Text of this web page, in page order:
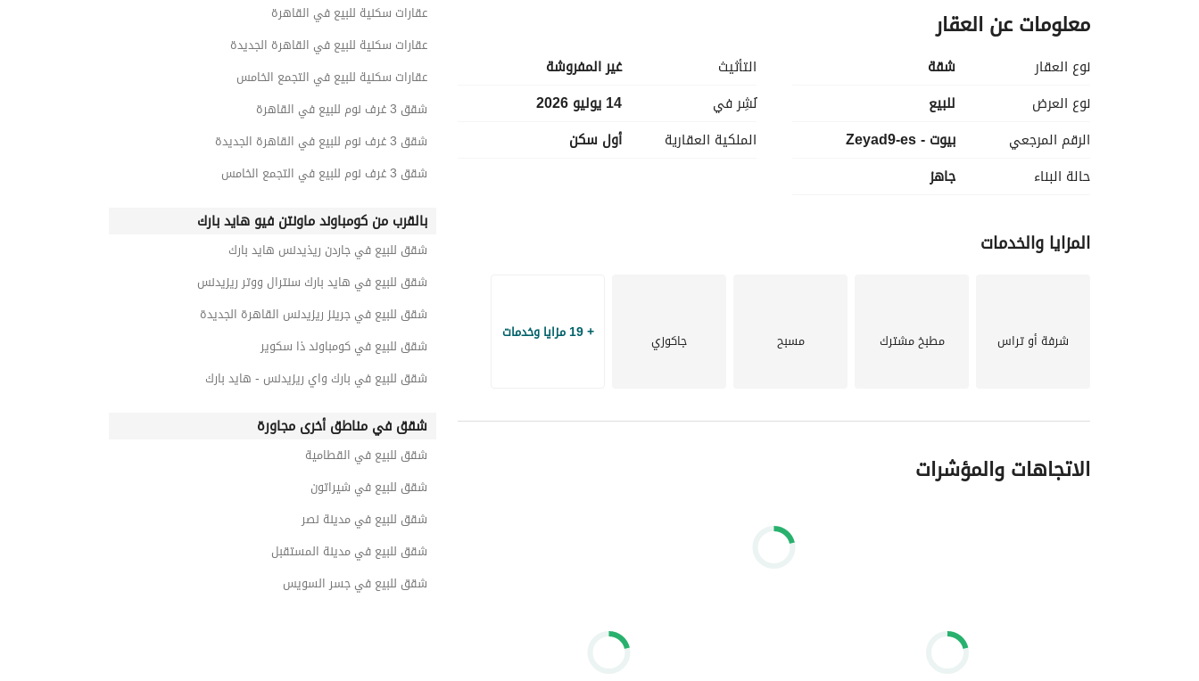
المنطقة، على سبيل المثال:الرحاب قطامية هايتس
معلومات عن العقار
نوع العقار
شقة
نوع العرض
للبيع
الرقم المرجعي
بيوت - Zeyad9-es
حالة البناء
جاهز
التأثيث
غير المفروشة
نُشِر في
14 يوليو 2026
الملكية العقارية
أول سكن
المزايا والخدمات
شرفة أو تراس مطبخ مشترك مسبح جاكوزي + 19 مزايا وخدمات
الاتجاهات والمؤشرات
عقارات سكنية للبيع في القاهرة
عقارات سكنية للبيع في القاهرة الجديدة
عقارات سكنية للبيع في التجمع الخامس
شقق 3 غرف نوم للبيع في القاهرة
شقق 3 غرف نوم للبيع في القاهرة الجديدة
شقق 3 غرف نوم للبيع في التجمع الخامس
بالقرب من كومباوند ماونتن فيو هايد بارك
شقق للبيع في جاردن ريذيدنس هايد بارك
شقق للبيع في هايد بارك سنترال ووتر ريزيدنس
شقق للبيع في جرينز ريزيدنس القاهرة الجديدة
شقق للبيع في كومباوند ذا سكوير
شقق للبيع في بارك واي ريزيدنس - هايد بارك
شقق في مناطق أخرى مجاورة
شقق للبيع في القطامية
شقق للبيع في شيراتون
شقق للبيع في مدينة نصر
شقق للبيع في مدينة المستقبل
شقق للبيع في جسر السويس